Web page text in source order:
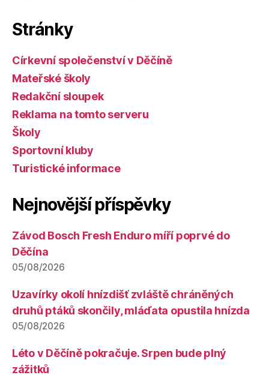
Stránky
Církevní společenství v Děčíně
Mateřské školy
Redakční sloupek
Reklama na tomto serveru
Školy
Sportovní kluby
Turistické informace
Nejnovější příspěvky
Závod Bosch Fresh Enduro míří poprvé do
Děčína
05/08/2026
Uzavírky okolí hnízdišť zvláště chráněných
druhů ptáků skončily, mláďata opustila hnízda
05/08/2026
Léto v Děčíně pokračuje. Srpen bude plný
zážitků